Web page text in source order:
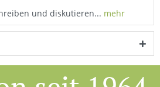
und diskutieren... mehr